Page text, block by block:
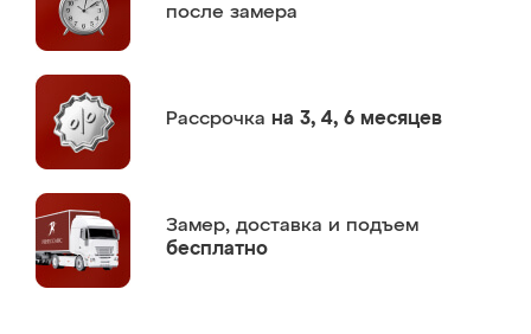
после замера
Рассрочка на 3, 4, 6 месяцев
Замер, доставка и подъем
бесплатно